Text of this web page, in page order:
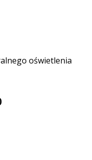
oświetlenia